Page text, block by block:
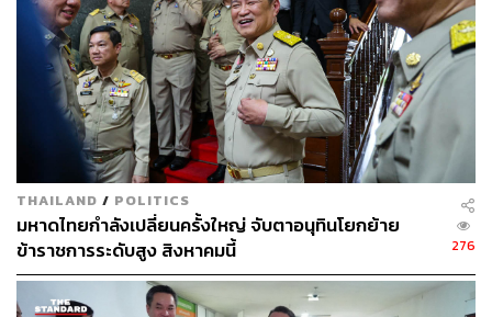
ความผ่อนคลาย เป็นส่วนตัว ห้อมล้อมด้วยธรรมชาติ และมี
ครบทุกอย่างให้ทุกคนสามารถใช้เวลาดูแลตัวเองอยู่ภายในรี
สอร์ตได้แบบไม่เบื่อ เนื่องจาก Layan Life มีโปรแกรมดูแล
สุขภาพหลากหลายรูปแบบ เลือกได้ตั้งแต่ 3-10 วัน หรือใคร
จะมาใช้บริการเฉพาะโปรแกรม หรือทำทรีตเมนต์พิเศษอย่าง
เดียวก็ได้นะ เช่น การดริปวิตามิน การนวด Deep Tissue
สำหรับนักกีฬา หรือการนวดเพื่อความผ่อนคลายและความ
สวยงามต่างๆ
ซึ่งโปรแกรมไฮไลต์ที่เราชอบมากที่สุดขอยกให้
ด้วยความเย็น (Ice Pod)’
ที่ให้เราเข้าไปอยู่ในตู้อุณหภูมิต่ำ
THAILAND / POLITICS
มหาดไทยกำลังเปลี่ยนครั้งใหญ่ จับตาอนุทินโยกย้าย
ข้าราชการระดับสูง สิงหาคมนี้
276